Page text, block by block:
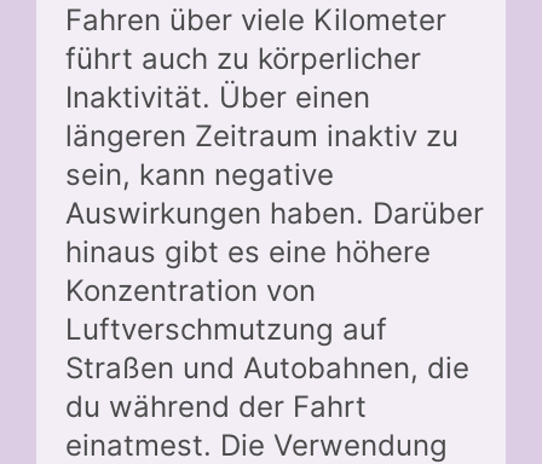
Fahren über viele Kilometer
führt auch zu körperlicher
Inaktivität. Über einen
längeren Zeitraum inaktiv zu
sein, kann negative
Auswirkungen haben. Darüber
hinaus gibt es eine höhere
Konzentration von
Luftverschmutzung auf
Straßen und Autobahnen, die
du während der Fahrt
einatmest. Die Verwendung